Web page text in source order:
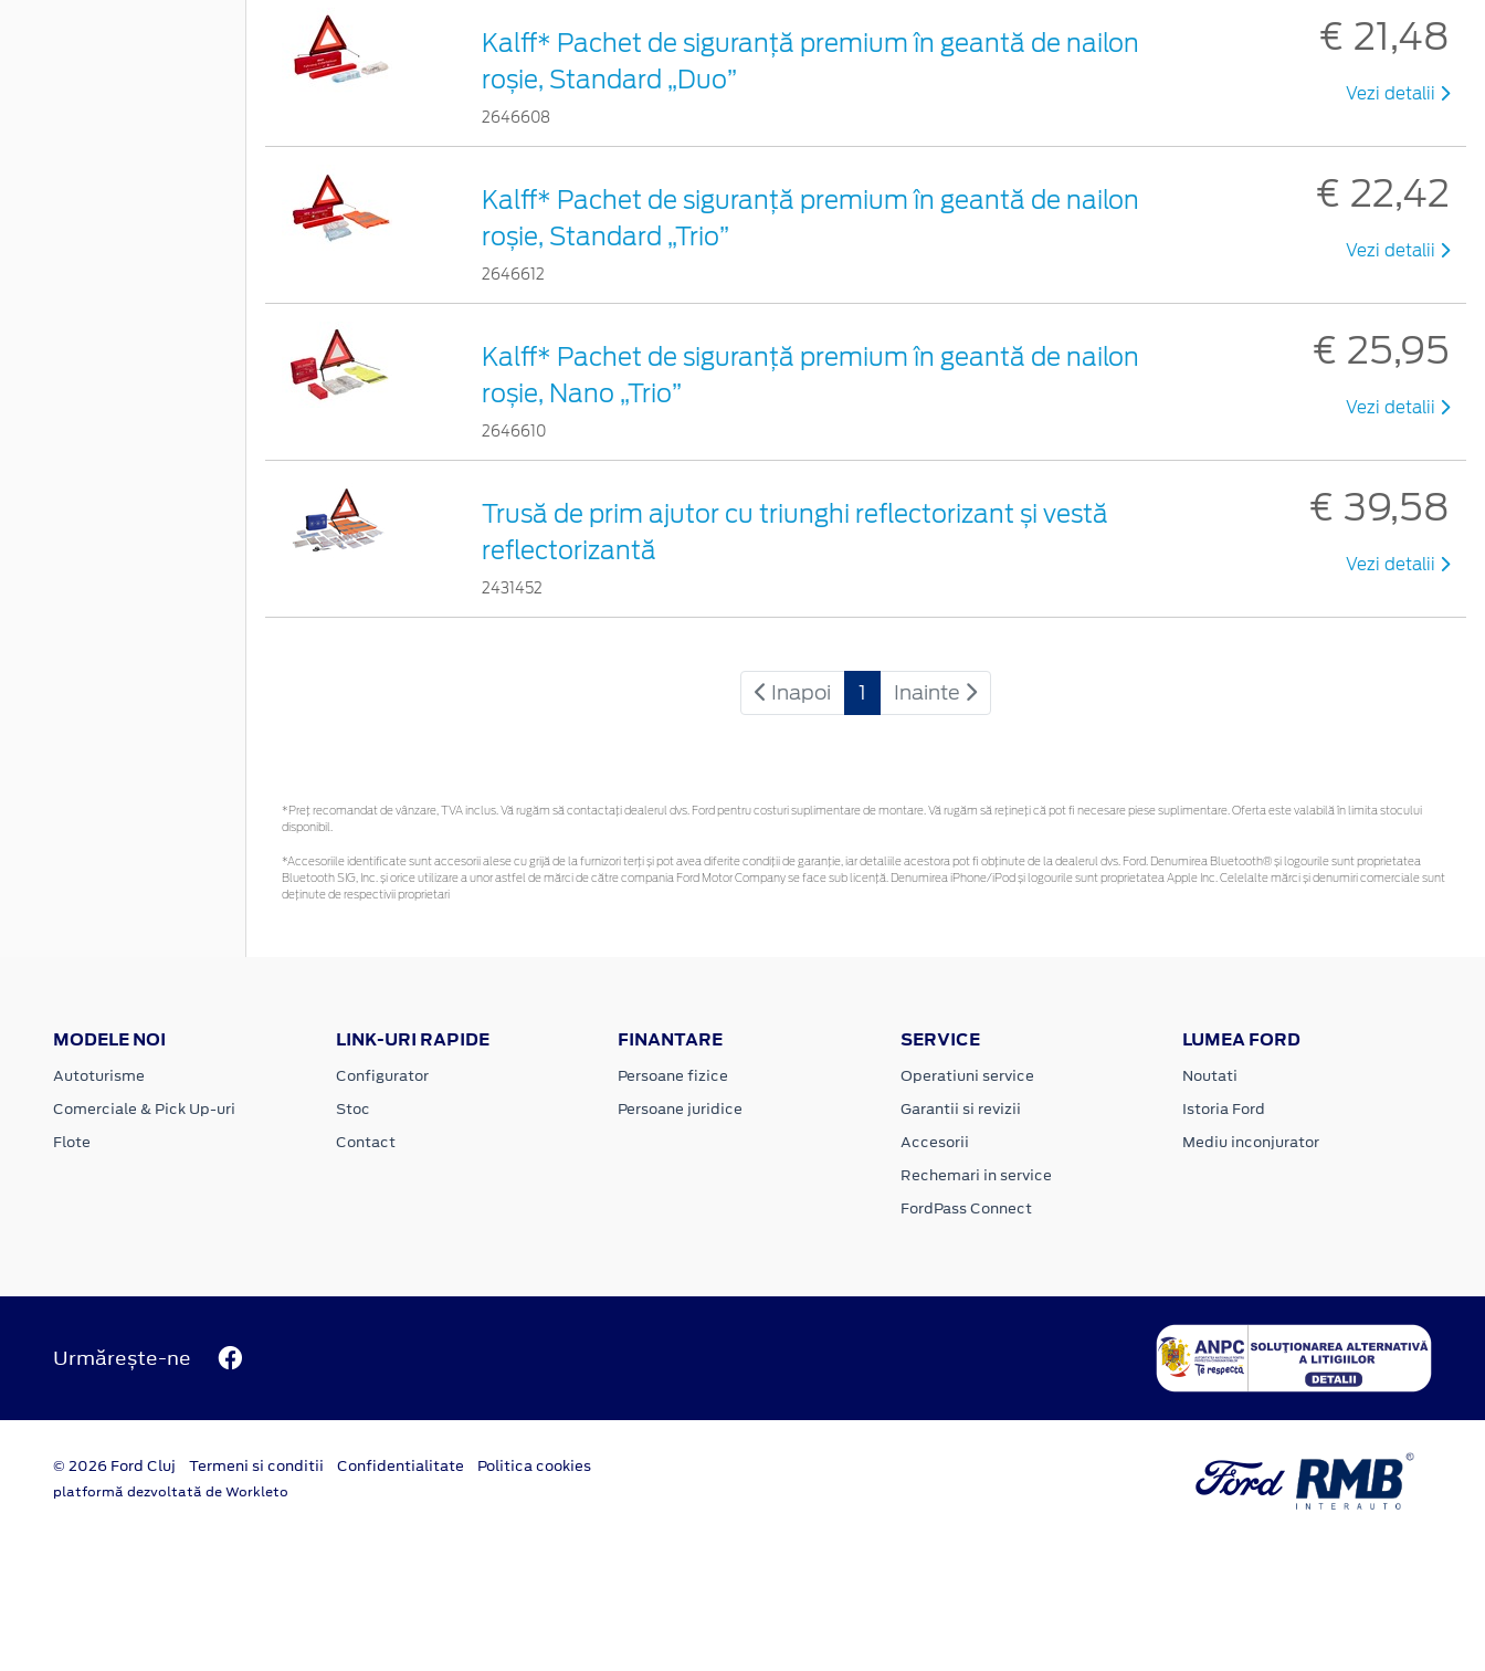
Kalff* Pachet de siguranţă premium în geantă de nailon
roșie, Standard „Duo”
2646608
€ 21,48
Vezi detalii
Kalff* Pachet de siguranţă premium în geantă de nailon
roșie, Standard „Trio”
2646612
€ 22,42
Vezi detalii
Kalff* Pachet de siguranţă premium în geantă de nailon
roșie, Nano „Trio”
2646610
€ 25,95
Vezi detalii
Trusă de prim ajutor cu triunghi reflectorizant și vestă
reflectorizantă
2431452
€ 39,58
Vezi detalii
Inapoi 1 Inainte
*Preţ recomandat de vânzare, TVA inclus. Vă rugăm să contactaţi dealerul dvs. Ford pentru costuri suplimentare de montare. Vă rugăm să rețineți că pot fi necesare piese suplimentare. Oferta este valabilă în limita stocului
disponibil.
*Accesoriile identificate sunt accesorii alese cu grijă de la furnizori terți și pot avea diferite condiții de garanție, iar detaliile acestora pot fi obținute de la dealerul dvs. Ford. Denumirea Bluetooth® și logourile sunt proprietatea
Bluetooth SIG, Inc. și orice utilizare a unor astfel de mărci de către compania Ford Motor Company se face sub licență. Denumirea iPhone/iPod și logourile sunt proprietatea Apple Inc. Celelalte mărci și denumiri comerciale sunt
deținute de respectivii proprietari
MODELE NOI
Autoturisme
Comerciale & Pick Up-uri
Flote
LINK-URI RAPIDE
Configurator
Stoc
Contact
FINANTARE
Persoane fizice
Persoane juridice
SERVICE
Operatiuni service
Garantii si revizii
Accesorii
Rechemari in service
FordPass Connect
LUMEA FORD
Noutati
Istoria Ford
Mediu inconjurator
Urmărește-ne
© 2026 Ford Cluj Termeni si conditii Confidentialitate Politica cookies
platformă dezvoltată de Workleto